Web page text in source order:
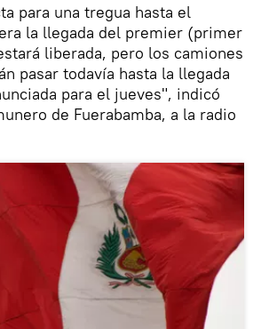
para una tregua hasta el
la llegada del premier (primer
liberada, pero los camiones
pasar todavía hasta la llegada
para el jueves", indicó
de Fuerabamba, a la radio